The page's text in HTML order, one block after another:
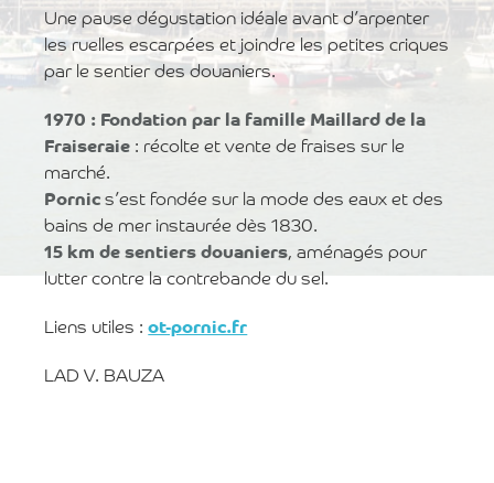
Une pause dégustation idéale avant d’arpenter
les ruelles escarpées et joindre les petites criques
par le sentier des douaniers.
1970 : Fondation par la famille Maillard de la
Fraiseraie: récolte et vente de fraises sur le
marché.
Pornics’est fondée sur la mode des eaux et des
bains de mer instaurée dès 1830.
15 km de sentiers douaniers, aménagés pour
lutter contre la contrebande du sel.
Liens utiles :ot-pornic.fr
LAD V. BAUZA